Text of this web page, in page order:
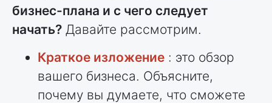
бизнес-плана и с чего следует
начать? Давайте рассмотрим.
Краткое изложение : это обзор
вашего бизнеса. Объясните,
почему вы думаете, что сможете